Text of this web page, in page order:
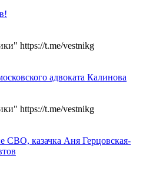
https://t.me/vestnikg
адвоката Калинова
https://t.me/vestnikg
СВО, казачка Аня Герцовская-